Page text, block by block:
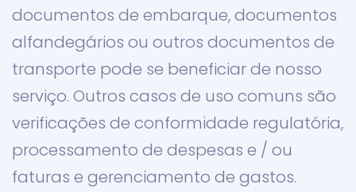
documentos de embarque, documentos
alfandegários ou outros documentos de
transporte pode se beneficiar de nosso
serviço. Outros casos de uso comuns são
verificações de conformidade regulatória,
processamento de despesas e / ou
faturas e gerenciamento de gastos.